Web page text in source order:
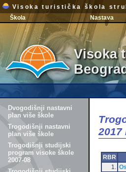
Visoka turistička škola
Škola
Nastava
Visoka
Dvogodišnji nastavni
plan više škole
Trogodišnji nastavni
plan više škole
Trogodišnji studijski
program visoke škole
2007-08
2017
RBR
1.